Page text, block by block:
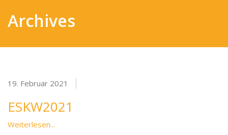
Archives
19. Februar 2021
ESKW2021
Weiterlesen...